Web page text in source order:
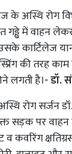
अस्थि रोग
गड्ढे में वाहन
कार्टिलेज
की तरह
लगती है।- डॉ.
रोग सर्जन
सड़क पर वाहन
कवरिंग